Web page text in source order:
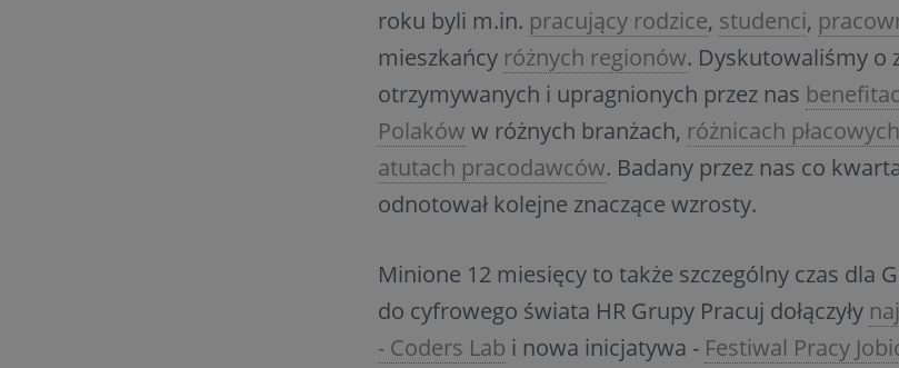
roku byli m.in. pracujący rodzice, studenci,
mieszkańcy różnych regionów. Dyskutowaliśmy o
otrzymywanych i upragnionych przez nas
Polaków w różnych branżach, różnicach
atutach pracodawców. Badany przez nas co
odnotował kolejne znaczące wzrosty.
Minione 12 miesięcy to także szczególny czas dla
do cyfrowego świata HR Grupy Pracuj dołączyły
- Coders Lab i nowa inicjatywa - Festiwal Pracy